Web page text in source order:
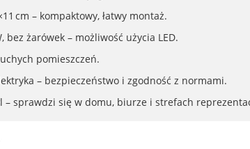
cm – kompaktowy, łatwy montaż.
bez żarówek – możliwość użycia LED.
pomieszczeń.
– bezpieczeństwo i zgodność z normami.
– sprawdzi się w domu, biurze i strefach